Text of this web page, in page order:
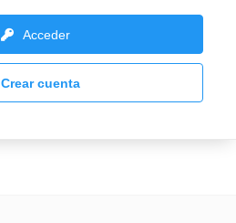
Acceder
Crear cuenta